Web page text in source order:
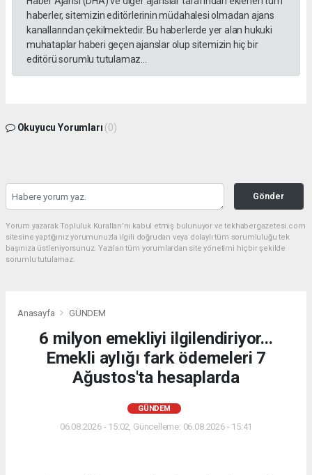
haberler, sitemizin editörlerinin müdahalesi olmadan ajans
kanallarından çekilmektedir. Bu haberlerde yer alan hukuki
muhataplar haberi geçen ajanslar olup sitemizin hiç bir
editörü sorumlu tutulamaz...
Okuyucu Yorumları (0)
Gönder
Yorum yazarak Topluluk Kuralları’nı kabul etmiş bulunuyor ve tekhabergazetesi.com
sitesine yaptığınız yorumunuzla ilgili doğrudan veya dolaylı tüm sorumluluğu tek
başınıza üstleniyorsunuz. Yazılan tüm yorumlardan site yönetimi hiçbir şekilde
sorumlu tutulamaz.
Anasayfa GÜNDEM
6 milyon emekliyi ilgilendiriyor...
Emekli aylığı fark ödemeleri 7
Ağustos'ta hesaplarda
GÜNDEM
06.08.2026 - 15:02, Güncelleme: 06.08.2026 - 15:41